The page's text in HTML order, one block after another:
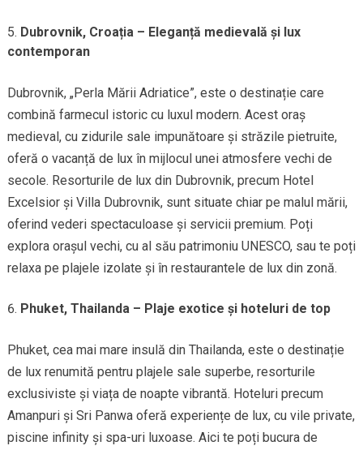
Dubrovnik, Croația – Eleganță medievală și lux
contemporan
Dubrovnik, „Perla Mării Adriatice”, este o destinație care
combină farmecul istoric cu luxul modern. Acest oraș
medieval, cu zidurile sale impunătoare și străzile pietruite,
oferă o vacanță de lux în mijlocul unei atmosfere vechi de
secole. Resorturile de lux din Dubrovnik, precum Hotel
Excelsior și Villa Dubrovnik, sunt situate chiar pe malul mării,
oferind vederi spectaculoase și servicii premium. Poți
explora orașul vechi, cu al său patrimoniu UNESCO, sau te poți
relaxa pe plajele izolate și în restaurantele de lux din zonă.
Phuket, Thailanda – Plaje exotice și hoteluri de top
Phuket, cea mai mare insulă din Thailanda, este o destinație
de lux renumită pentru plajele sale superbe, resorturile
exclusiviste și viața de noapte vibrantă. Hoteluri precum
Amanpuri și Sri Panwa oferă experiențe de lux, cu vile private,
piscine infinity și spa-uri luxoase. Aici te poți bucura de